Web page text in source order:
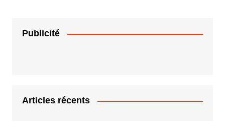
Publicité
Articles récents